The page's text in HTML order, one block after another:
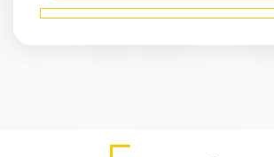
Арзамас —